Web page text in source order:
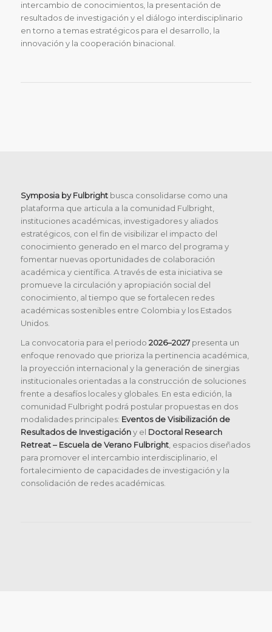
intercambio de conocimientos, la presentación de
resultados de investigación y el diálogo interdisciplinario
en torno a temas estratégicos para el desarrollo, la
innovación y la cooperación binacional.
Symposia by Fulbrightbusca consolidarse como una
plataforma que articula a la comunidad Fulbright,
instituciones académicas, investigadores y aliados
estratégicos, con el fin de visibilizar el impacto del
conocimiento generado en el marco del programa y
fomentar nuevas oportunidades de colaboración
académica y científica. A través de esta iniciativa se
promueve la circulación y apropiación social del
conocimiento, al tiempo que se fortalecen redes
académicas sostenibles entre Colombia y los Estados
Unidos.
La convocatoria para el periodo 2026–2027presenta un
enfoque renovado que prioriza la pertinencia académica,
la proyección internacional y la generación de sinergias
institucionales orientadas a la construcción de soluciones
frente a desafíos locales y globales. En esta edición, la
comunidad Fulbright podrá postular propuestas en dos
modalidades principales: Eventos de Visibilización de
Resultados de Investigacióny el Doctoral Research
Retreat – Escuela de Verano Fulbright, espacios diseñados
para promover el intercambio interdisciplinario, el
fortalecimiento de capacidades de investigación y la
consolidación de redes académicas.